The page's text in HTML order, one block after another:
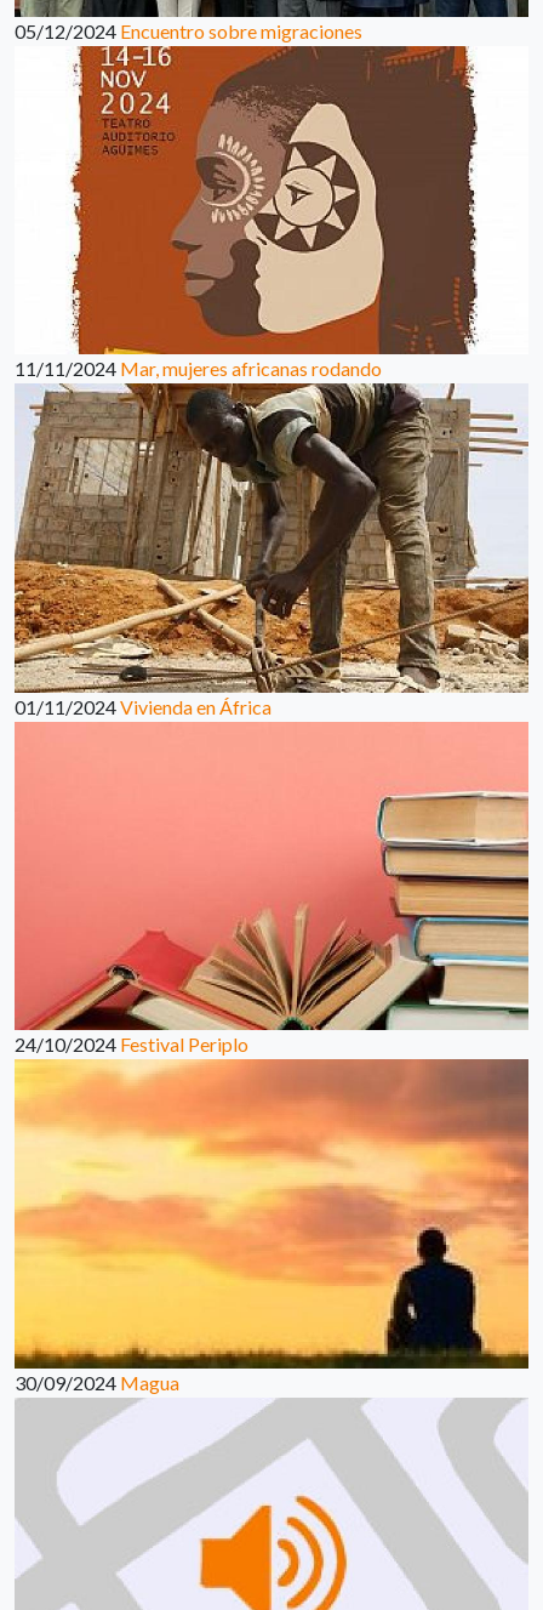
05/12/2024 Encuentro sobre migraciones
11/11/2024 Mar, mujeres africanas rodando
01/11/2024Vivienda en África
24/10/2024 Festival Periplo
30/09/2024 Magua